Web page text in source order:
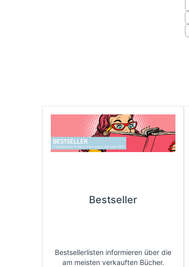
Bestseller
Bestsellerlisten informieren über die
am meisten verkauften Bücher.